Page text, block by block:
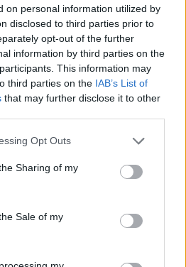
on personal information utilized by
disclosed to third parties prior to
opt-out of the further
information by third parties on the
This information may
third parties on the IAB’s List of
that may further disclose it to other
Opt Outs
Sharing of my
Sale of my
Europe|
Esim for Caribbean